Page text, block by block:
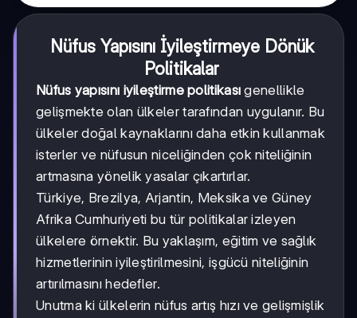
Nüfus Yapısını İyileştirmeye Dönük
Politikalar
Nüfus yapısını iyileştirme politikası genellikle
gelişmekte olan ülkeler tarafından uygulanır. Bu
ülkeler doğal kaynaklarını daha etkin kullanmak
isterler ve nüfusun niceliğinden çok niteliğinin
artmasına yönelik yasalar çıkartırlar.
Türkiye, Brezilya, Arjantin, Meksika ve Güney
Afrika Cumhuriyeti bu tür politikalar izleyen
ülkelere örnektir. Bu yaklaşım, eğitim ve sağlık
hizmetlerinin iyileştirilmesini, işgücü niteliğinin
artırılmasını hedefler.
Unutma ki ülkelerin nüfus artış hızı ve gelişmişlik